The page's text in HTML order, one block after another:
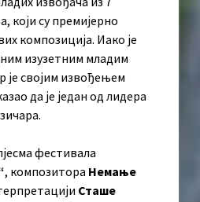
који су премијерно
композиција. Иако је
изузетним младим
је својим извођењем
да је један од лидера
фестивала
, композитора Немање
Сташе